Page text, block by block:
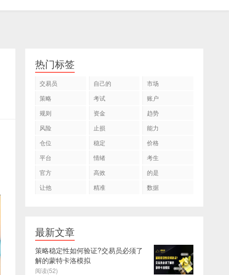
热门标签
交易员 自己的
市场
策略
考试
账户
规则
资金
趋势
风险
止损
能力
仓位
稳定
价格
平台
情绪
考生
官方
高效
的是
让他
精准 数据
最新文章
策略稳定性如何验证?交易员必须了
解的蒙特卡洛模拟
阅读(52)